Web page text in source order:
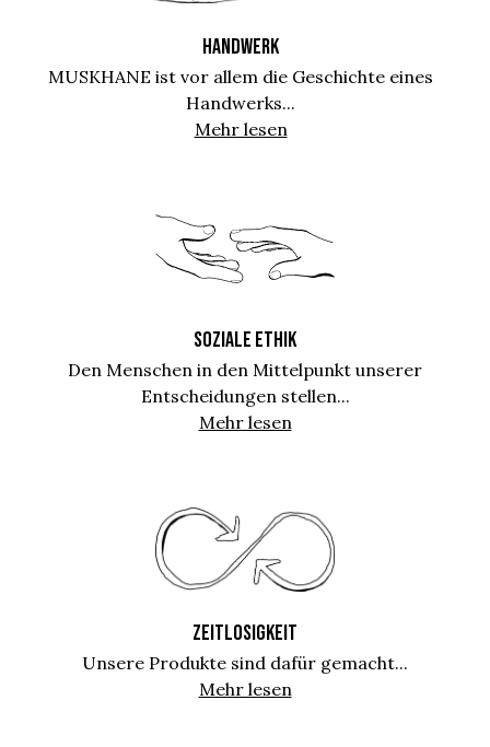
HANDWERK
MUSKHANE ist vor allem die Geschichte eines
Handwerks...
Mehr lesen
SOZIALE ETHIK
Den Menschen in den Mittelpunkt unserer
Entscheidungen stellen...
Mehr lesen
ZEITLOSIGKEIT
Unsere Produkte sind dafür gemacht...
Mehr lesen